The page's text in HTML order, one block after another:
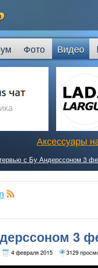
Фото Видео
Аксессуары
с Бу Андерссоном 3
3
4 февраля 2015 3129